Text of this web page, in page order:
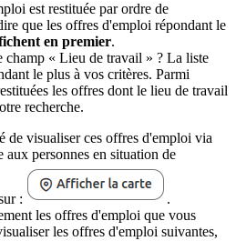
est restituée par ordre de
que les offres d'emploi répondant le
en premier.
champ « Lieu de travail » ? La liste
le plus à vos critères. Parmi
les offres dont le lieu de travail
recherche.
de visualiser ces offres d'emploi via
aux personnes en situation de
:
.
les offres d'emploi que vous
les offres d'emploi suivantes,